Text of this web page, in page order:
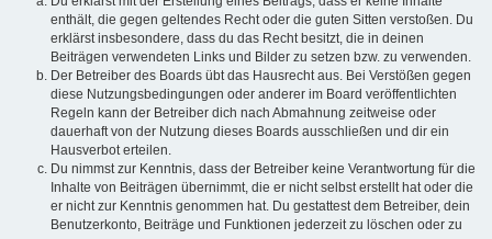
enthält, die gegen geltendes Recht oder die guten Sitten verstoßen. Du
erklärst insbesondere, dass du das Recht besitzt, die in deinen
Beiträgen verwendeten Links und Bilder zu setzen bzw. zu verwenden.
Der Betreiber des Boards übt das Hausrecht aus. Bei Verstößen gegen
diese Nutzungsbedingungen oder anderer im Board veröffentlichten
Regeln kann der Betreiber dich nach Abmahnung zeitweise oder
dauerhaft von der Nutzung dieses Boards ausschließen und dir ein
Hausverbot erteilen.
Du nimmst zur Kenntnis, dass der Betreiber keine Verantwortung für die
Inhalte von Beiträgen übernimmt, die er nicht selbst erstellt hat oder die
er nicht zur Kenntnis genommen hat. Du gestattest dem Betreiber, dein
Benutzerkonto, Beiträge und Funktionen jederzeit zu löschen oder zu